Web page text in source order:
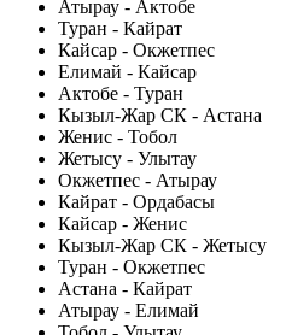
Атырау - Актобе
Туран - Кайрат
Кайсар - Окжетпес
Елимай - Кайсар
Актобе - Туран
Кызыл-Жар СК - Астана
Женис - Тобол
Жетысу - Улытау
Окжетпес - Атырау
Кайрат - Ордабасы
Кайсар - Женис
Кызыл-Жар СК - Жетысу
Туран - Окжетпес
Астана - Кайрат
Атырау - Елимай